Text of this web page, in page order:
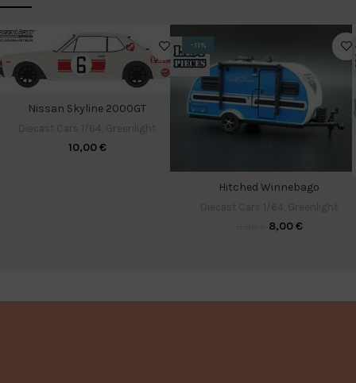
Nissan Skyline 2000GT
10,00€
-11%
Hitched Winnebago
8,00€